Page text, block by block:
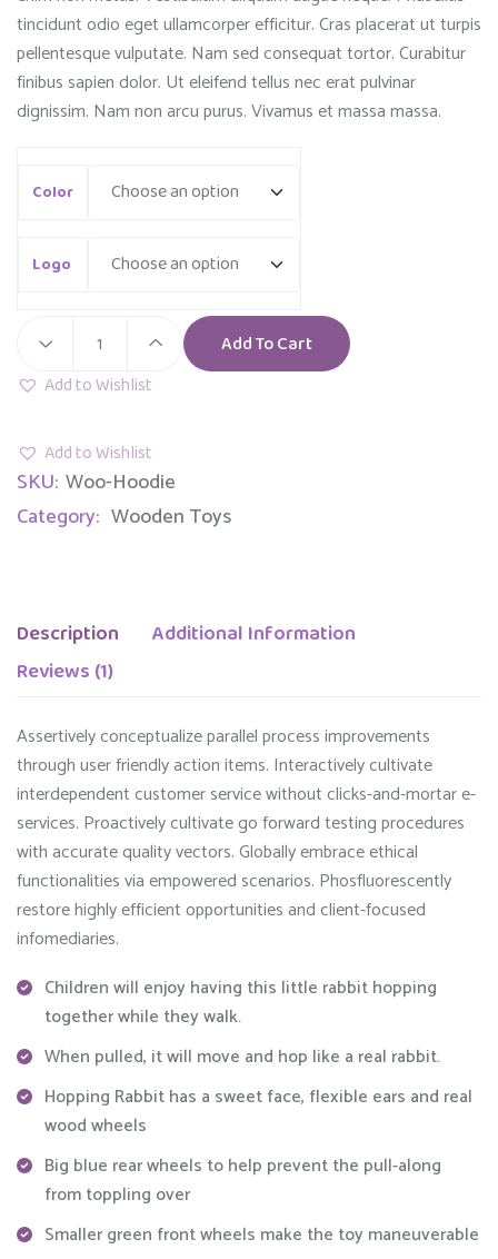
tincidunt odio eget ullamcorper efficitur. Cras placerat ut turpis
pellentesque vulputate. Nam sed consequat tortor. Curabitur
finibus sapien dolor. Ut eleifend tellus nec erat pulvinar
dignissim. Nam non arcu purus. Vivamus et massa massa.
Color
Logo
Wooden
Doll
Add To Cart
Add to Wishlist
Add to Wishlist
SKU: Woo-Hoodie
Category: Wooden Toys
Description
Additional Information
Reviews (1)
Assertively conceptualize parallel process improvements
through user friendly action items. Interactively cultivate
interdependent customer service without clicks-and-mortar e-
services. Proactively cultivate go forward testing procedures
with accurate quality vectors. Globally embrace ethical
functionalities via empowered scenarios. Phosfluorescently
restore highly efficient opportunities and client-focused
infomediaries.
Children will enjoy having this little rabbit hopping
together while they walk.
When pulled, it will move and hop like a real rabbit.
Hopping Rabbit has a sweet face, flexible ears and real
wood wheels
Big blue rear wheels to help prevent the pull-along
from toppling over
Smaller green front wheels make the toy maneuverable